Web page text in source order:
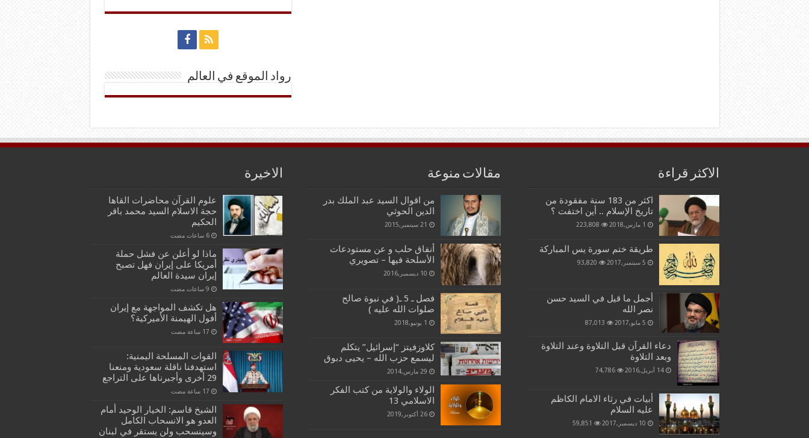
رواد الموقع في العالم
الاكثر قراءة
اكثر من 183 سنة مفقودة من
تاريخ الإسلام .. أين اختفت ؟
1 مارس,2018 223,808
طريقة ختم سورة يس المباركة
5 سبتمبر,2017 93,820
أجمل ما قيل في السيد حسن
نصر الله
5 مايو,2017 87,013
دعاء القرآن قبل التلاوة وعند التلاوة
وبعد التلاوة
14 أبريل,2016 74,786
أبيات في رثاء الامام الكاظم
عليه السلام
10 ديسمبر,2017 59,851
مقالات منوعة
من اقوال السيد عبد الملك بدر
الدين الحوثي
21 سبتمبر,2015
أنفاق حلب و عن مستودعات
الأسلحة فيها – تصويري
10 ديسمبر,2016
فصل ـ 5 ـ( في نبوة صالح
صلوات الله عليه )
1 يونيو,2018
كلاوزفيتز “إسرائيل” يتكلم
ليسمع حزب الله – يحيى دبوق
29 مارس,2014
الولاء والولاية من كتب الفكر
الاسلامي 13
26 أكتوبر,2019
الاخيرة
علوم القرآن محاضرات القاها
حجة الاسلام السيد محمد باقر
الحكيم
ماذا لو أعلن عن فشل حملة
أمريكا على إيران فهل تصبح
إيران سيدة العالم
هل تكشف المواجهة مع إيران
أفول الهيمنة الأميركية؟
القوات المسلحة اليمنية:
استهدفنا ناقلة سعودية ومنعنا
29 أخرى وأجبرناها على التراجع
الشيخ قاسم: الخيار الوحيد أمام
العدو هو الانسحاب الكامل
وسينسحب ولن يستقر في لبنان